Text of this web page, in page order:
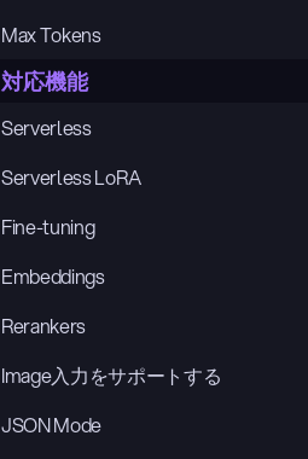
Max Tokens
対応機能
Serverless
Serverless LoRA
Fine-tuning
Embeddings
Rerankers
Image入力をサポートする
JSON Mode